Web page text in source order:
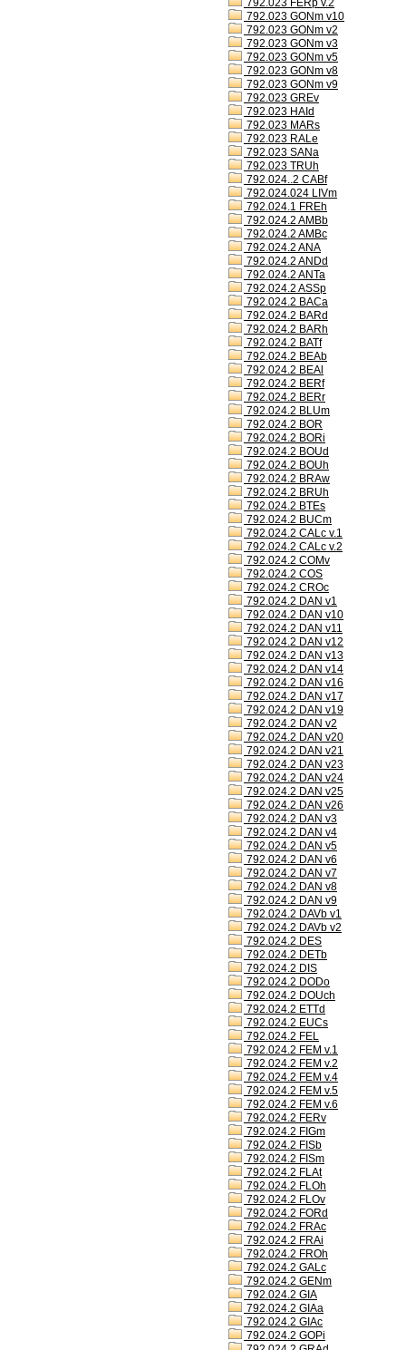
792.023 FERp v.2
792.023 GONm v10
792.023 GONm v2
792.023 GONm v3
792.023 GONm v5
792.023 GONm v8
792.023 GONm v9
792.023 GREv
792.023 HAId
792.023 MARs
792.023 RALe
792.023 SANa
792.023 TRUh
792.024..2 CABf
792.024.024 LIVm
792.024.1 FREh
792.024.2 AMBb
792.024.2 AMBc
792.024.2 ANA
792.024.2 ANDd
792.024.2 ANTa
792.024.2 ASSp
792.024.2 BACa
792.024.2 BARd
792.024.2 BARh
792.024.2 BATf
792.024.2 BEAb
792.024.2 BEAl
792.024.2 BERf
792.024.2 BERr
792.024.2 BLUm
792.024.2 BOR
792.024.2 BORi
792.024.2 BOUd
792.024.2 BOUh
792.024.2 BRAw
792.024.2 BRUh
792.024.2 BTEs
792.024.2 BUCm
792.024.2 CALc v.1
792.024.2 CALc v.2
792.024.2 COMv
792.024.2 COS
792.024.2 CROc
792.024.2 DAN v1
792.024.2 DAN v10
792.024.2 DAN v11
792.024.2 DAN v12
792.024.2 DAN v13
792.024.2 DAN v14
792.024.2 DAN v16
792.024.2 DAN v17
792.024.2 DAN v19
792.024.2 DAN v2
792.024.2 DAN v20
792.024.2 DAN v21
792.024.2 DAN v23
792.024.2 DAN v24
792.024.2 DAN v25
792.024.2 DAN v26
792.024.2 DAN v3
792.024.2 DAN v4
792.024.2 DAN v5
792.024.2 DAN v6
792.024.2 DAN v7
792.024.2 DAN v8
792.024.2 DAN v9
792.024.2 DAVb v1
792.024.2 DAVb v2
792.024.2 DES
792.024.2 DETb
792.024.2 DIS
792.024.2 DODo
792.024.2 DOUch
792.024.2 ETTd
792.024.2 EUCs
792.024.2 FEL
792.024.2 FEM v.1
792.024.2 FEM v.2
792.024.2 FEM v.4
792.024.2 FEM v.5
792.024.2 FEM v.6
792.024.2 FERv
792.024.2 FIGm
792.024.2 FISb
792.024.2 FISm
792.024.2 FLAt
792.024.2 FLOh
792.024.2 FLOv
792.024.2 FORd
792.024.2 FRAc
792.024.2 FRAi
792.024.2 FROh
792.024.2 GALc
792.024.2 GENm
792.024.2 GIA
792.024.2 GIAa
792.024.2 GIAc
792.024.2 GOPi